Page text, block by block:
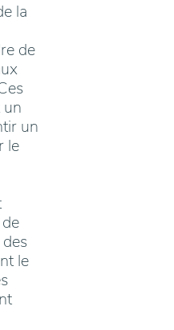
la
de
un
le
le